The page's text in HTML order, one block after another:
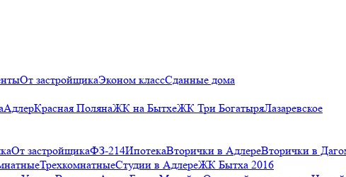
От застройщикаЭконом классСданные дома
АдлерКрасная ПолянаЖК на БытхеЖК Три БогатыряЛазаревское
От застройщикаФЗ-214ИпотекаВторички в АдлереВторички в
ТрехкомнатныеСтудии в АдлереЖК Бытха 2016